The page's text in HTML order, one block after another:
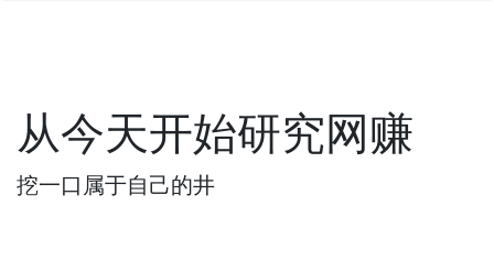
从今天开始研究网赚
挖一口属于自己的井